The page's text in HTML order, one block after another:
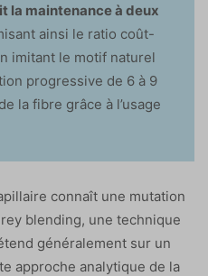
la maintenance à deux
ainsi le ratio coût-
imitant le motif naturel
progressive de 6 à 9
la fibre grâce à l’usage
connaît une mutation
blending, une technique
généralement sur un
approche analytique de la